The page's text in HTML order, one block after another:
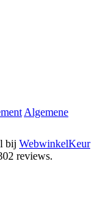
Algemene
bij WebwinkelKeur
reviews.